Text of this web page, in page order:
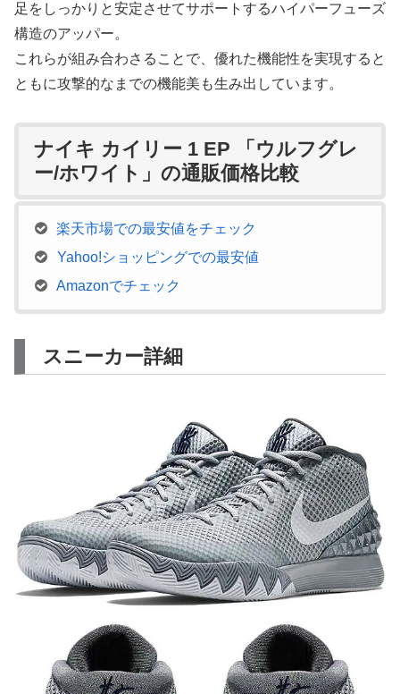
足をしっかりと安定させてサポートするハイパーフューズ
構造のアッパー。
これらが組み合わさることで、優れた機能性を実現すると
ともに攻撃的なまでの機能美も生み出しています。
ナイキ カイリー 1 EP 「ウルフグレ
ー/ホワイト」の通販価格比較
楽天市場での最安値をチェック
Yahoo!ショッピングでの最安値
Amazonでチェック
スニーカー詳細